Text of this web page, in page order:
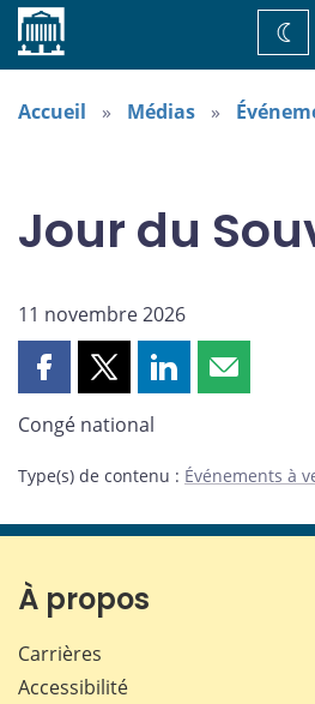
Accueil
de
Accueil Médias
Jour du
11 novembre 2026
Partager
page
Facebook
Partager
page
X
Partager
sur
LinkedIn
Partager
courriel
Congé national
Type(s) de contenu : Événements à
À propos
Carrières
Accessibilité